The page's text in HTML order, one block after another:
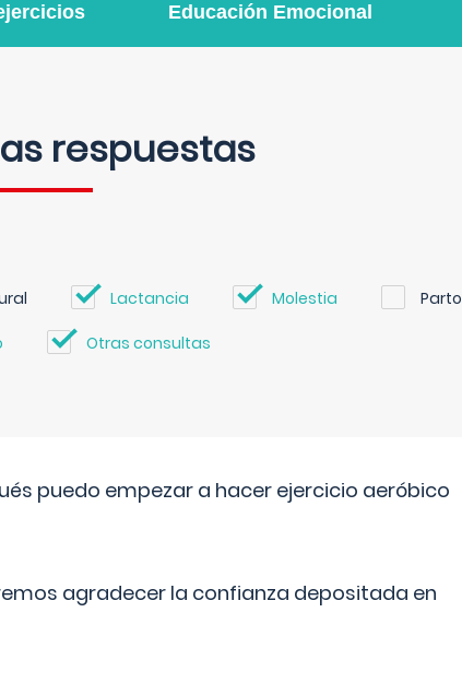
Educación Emocional
respuestas
Lactancia Molestia Parto
Otras consultas
puedo empezar a hacer ejercicio aeróbico
agradecer la confianza depositada en